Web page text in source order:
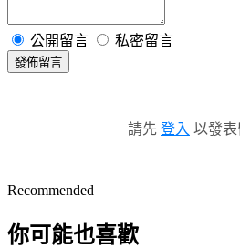
公開留言 私密留言
發佈留言
請先 登入 以發表
Recommended
你可能也喜歡